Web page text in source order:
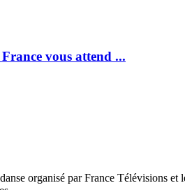
vous attend ...
organisé par France Télévisions